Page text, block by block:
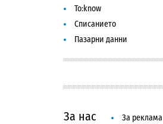
To:know
Списанието
Пазарни данни
За нас За реклама